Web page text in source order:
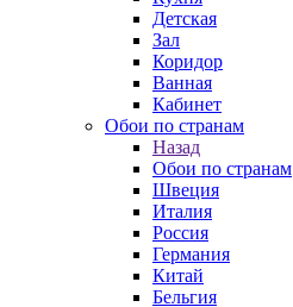
Детская
Зал
Коридор
Ванная
Кабинет
Обои по странам
Назад
Обои по странам
Швеция
Италия
Россия
Германия
Китай
Бельгия